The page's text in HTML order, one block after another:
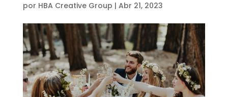
por HBA Creative Group | Abr 21, 2023